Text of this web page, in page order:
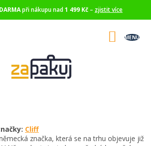
při nákupu nad1 499 Kč – zjistit více
Cliff
značka, která se na trhu objevuje již